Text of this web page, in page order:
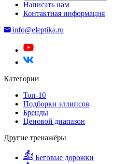
Написать нам
Контактная информация
info@eleptika.ru
Категории
Топ-10
Подборки эллипсов
Бренды
Ценовой диапазон
Другие тренажёры
Беговые дорожки